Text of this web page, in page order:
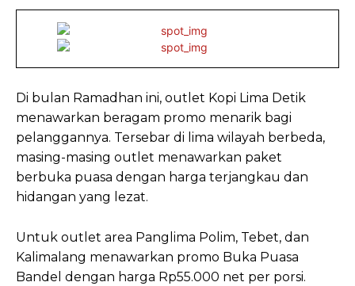
Di bulan Ramadhan ini, outlet Kopi Lima Detik
menawarkan beragam promo menarik bagi
pelanggannya. Tersebar di lima wilayah berbeda,
masing-masing outlet menawarkan paket
berbuka puasa dengan harga terjangkau dan
hidangan yang lezat.
Untuk outlet area Panglima Polim, Tebet, dan
Kalimalang menawarkan promo Buka Puasa
Bandel dengan harga Rp55.000 net per porsi.